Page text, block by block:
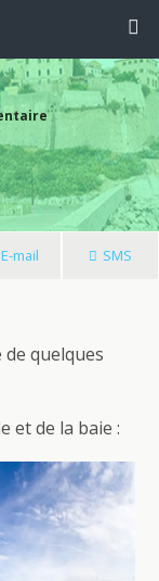
E-mail SMS
quelques
et de la baie :